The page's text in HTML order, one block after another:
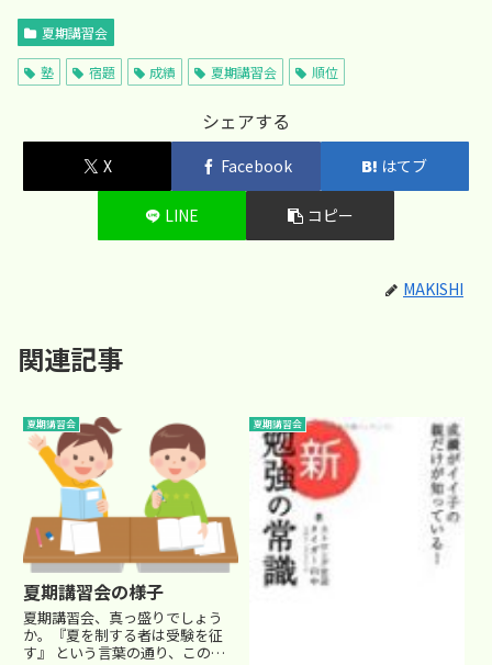
夏期講習会
塾 宿題 成績 夏期講習会 順位
シェアする
X Facebook はてブ
LINE コピー
MAKISHI
関連記事
夏期講習会
夏期講習会の様子
夏期講習会、真っ盛りでしょう
か。『夏を制する者は受験を征
す』 という言葉の通り、この夏
夏期講習会